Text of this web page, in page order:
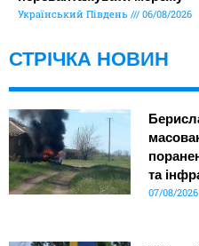
Український Південь 06/08/2026
СТРІЧКА НОВИН
та
07/08/2026